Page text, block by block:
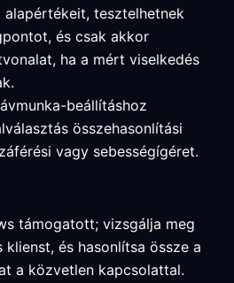
tesztelhetnek
és csak akkor
ha a mért viselkedés
beállításhoz
összehasonlítási
vagy sebességígéret.
támogatott; vizsgálja meg
és hasonlítsa össze a
a közvetlen kapcsolattal.